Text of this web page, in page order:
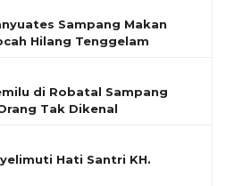
Sampang Makan
Hilang Tenggelam
di Robatal Sampang
Tak Dikenal
Hati Santri KH.